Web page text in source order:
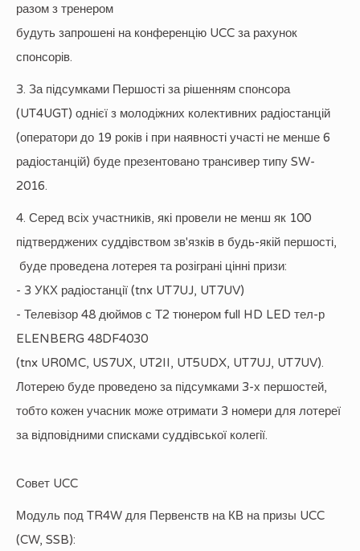
разом з тренером
будуть запрошені на конференцію UCC за рахунок
спонсорів.
3. За підсумками Першості за рішенням спонсора
(UT4UGT) однієї з молодіжних колективних радіостанцій
(оператори до 19 років і при наявності участі не менше 6
радіостанцій) буде презентовано трансивер типу SW-
2016.
4. Серед всіх участників, які провели не менш як 100
підтверджених суддівством зв'язків в будь-якій першості,
буде проведена лотерея та розіграні цінні призи:
- 3 УКХ радіостанції (tnx UT7UJ, UT7UV)
- Телевізор 48 дюймов с Т2 тюнером full HD LED тел-р
ELENBERG 48DF4030
(tnx UR0MC, US7UX, UT2II, UT5UDX, UT7UJ, UT7UV).
Лотерею буде проведено за підсумками 3-х першостей,
тобто кожен учасник може отримати 3 номери для лотереї
за відповідними списками суддівської колегії.
Совет UCC
Модуль под TR4W для Первенств на КВ на призы UCC
(CW, SSB):